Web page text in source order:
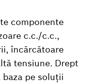
componente
c.c./c.c.,
încărcătoare
tensiune. Drept
pe soluții